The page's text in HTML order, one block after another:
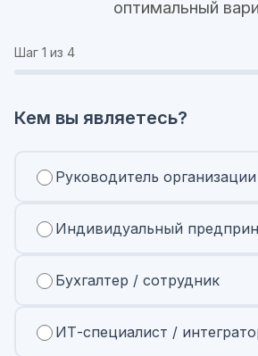
оптимальный
Шаг 1 из 4
Кем вы являетесь?
Руководитель
Индивидуальный
Бухгалтер / сотрудник
ИТ-специалист /